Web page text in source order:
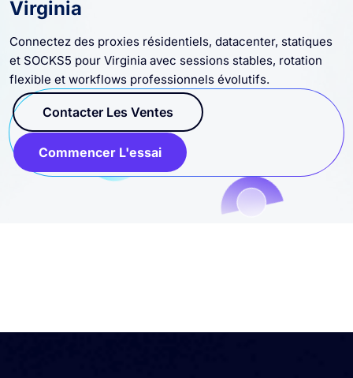
IP proxy haute performance pour
Connectez des proxies résidentiels, datacenter, statiques
et SOCKS5 pour Virginia avec sessions stables, rotation
flexible et workflows professionnels évolutifs.
Contacter Les Ventes
Commencer L'essai